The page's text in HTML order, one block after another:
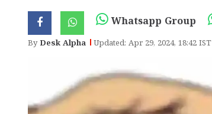
Whatsapp Group
ByDesk Alpha Updated: Apr 29, 2024, 18:42 IST